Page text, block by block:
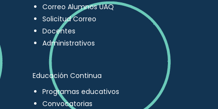
Correo Alumnos UAQ
Solicitud Correo
Docentes
Administrativos
Educación Continua
Programas educativos
Convocatorias